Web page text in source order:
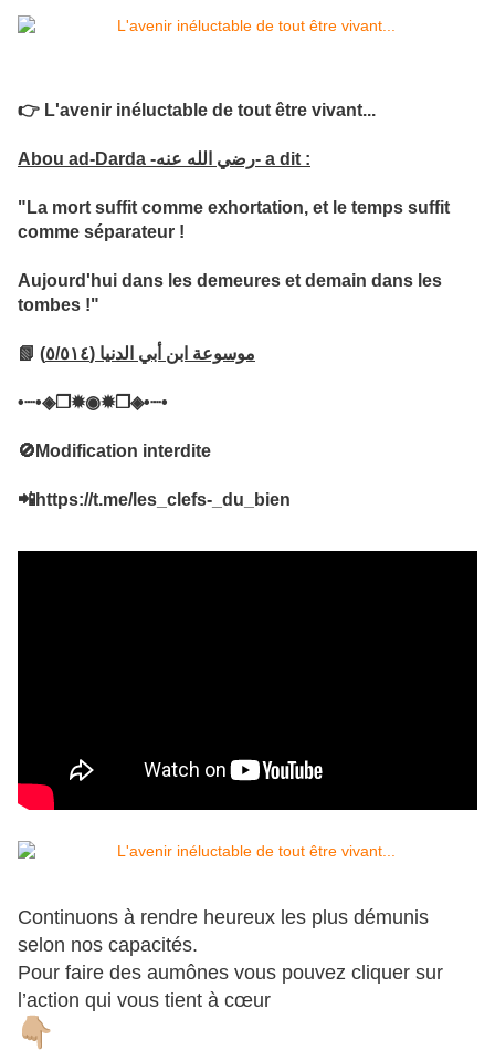
👉 L'avenir inéluctable de tout être vivant...
Abou ad-Darda -رضي الله عنه- a dit :
"La mort suffit comme exhortation, et le temps suffit
comme séparateur !
Aujourd'hui dans les demeures et demain dans les
tombes !"
📗 موسوعة ابن أبي الدنيا (٥/٥١٤)
•┈•◈❒✹◉✹❒◈•┈•
🚫Modification interdite
📲https://t.me/les_clefs-_du_bien
Continuons à rendre heureux les plus démunis
selon nos capacités.
Pour faire des aumônes vous pouvez cliquer sur
l’action qui vous tient à cœur